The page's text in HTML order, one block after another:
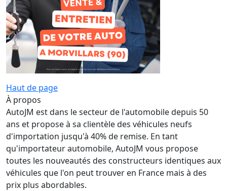
Haut de page
À propos
AutoJM est dans le secteur de l'automobile depuis 50
ans et propose à sa clientèle des véhicules neufs
d'importation jusqu'à 40% de remise. En tant
qu'importateur automobile, AutoJM vous propose
toutes les nouveautés des constructeurs identiques aux
véhicules que l'on peut trouver en France mais à des
prix plus abordables.